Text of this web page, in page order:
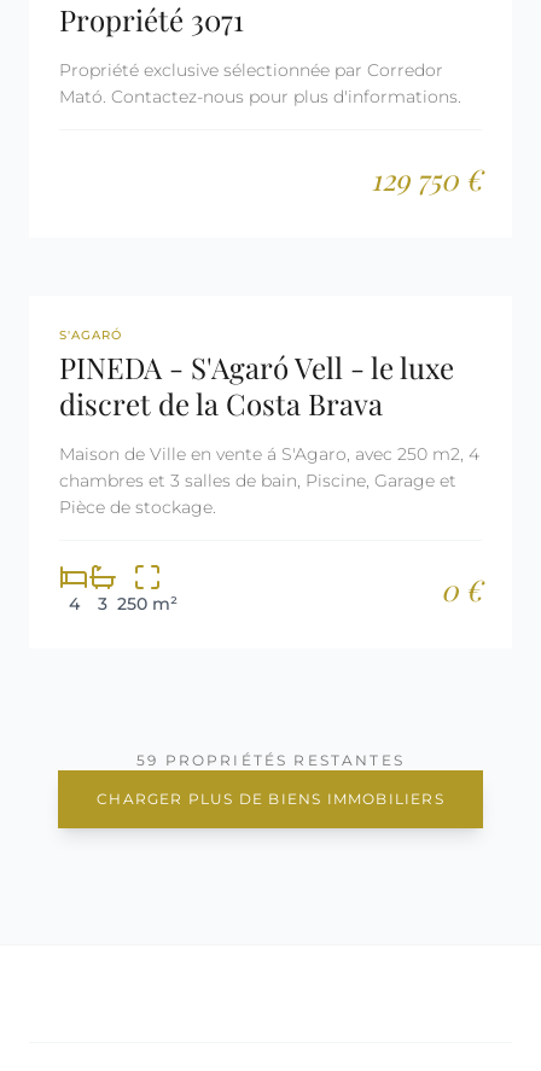
Propriété 3071
Propriété exclusive sélectionnée par Corredor
Mató. Contactez-nous pour plus d'informations.
129 750 €
REF: 1997
S'AGARÓ
PINEDA - S'Agaró Vell - le luxe
discret de la Costa Brava
Maison de Ville en vente á S'Agaro, avec 250 m2, 4
chambres et 3 salles de bain, Piscine, Garage et
Pièce de stockage.
4 3 250 m² 0 €
59 PROPRIÉTÉS RESTANTES
CHARGER PLUS DE BIENS IMMOBILIERS